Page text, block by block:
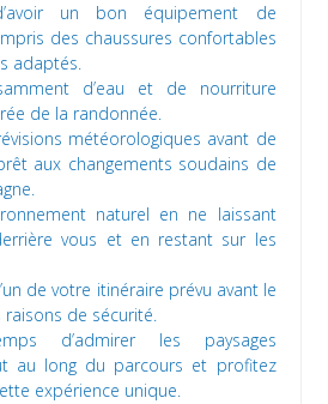
un bon équipement de
des chaussures confortables
adaptés.
d’eau et de nourriture
de la randonnée.
météorologiques avant de
aux changements soudains de
naturel en ne laissant
vous et en restant sur les
de votre itinéraire prévu avant le
de sécurité.
d’admirer les paysages
au long du parcours et profitez
expérience unique.